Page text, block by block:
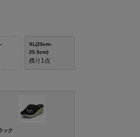
XL(25cm-
25.5cm)
残り1点
ック